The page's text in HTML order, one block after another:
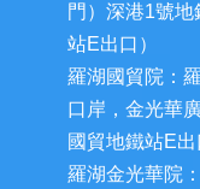
門）深港1號
站E出口）
羅湖國貿院：
口岸，金光華
國貿地鐵站E出
羅湖金光華院